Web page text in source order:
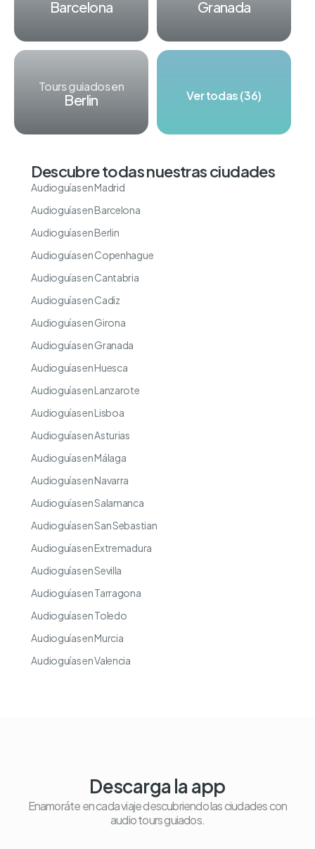
Barcelona Granada
Tours guiados en
Berlin Ver todas (36)
Descubre todas nuestras ciudades
Audioguías en Madrid
Audioguías en Barcelona
Audioguías en Berlin
Audioguías en Copenhague
Audioguías en Cantabria
Audioguías en Cadiz
Audioguías en Girona
Audioguías en Granada
Audioguías en Huesca
Audioguías en Lanzarote
Audioguías en Lisboa
Audioguías en Asturias
Audioguías en Málaga
Audioguías en Navarra
Audioguías en Salamanca
Audioguías en San Sebastian
Audioguías en Extremadura
Audioguías en Sevilla
Audioguías en Tarragona
Audioguías en Toledo
Audioguías en Murcia
Audioguías en Valencia
Descarga la app
Enamoráte en cada viaje descubriendo las ciudades con
audio tours guiados.